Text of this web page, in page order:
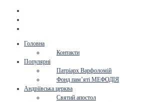
Головна
Контакти
Популярні
Патріарх Варфоломій
Фонд пам’яті МЕФОДІЯ
Андріївська церква
Святий апостол